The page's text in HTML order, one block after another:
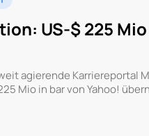
US-$ 225
agierende Karriereportal
Mio in bar von Yahoo!